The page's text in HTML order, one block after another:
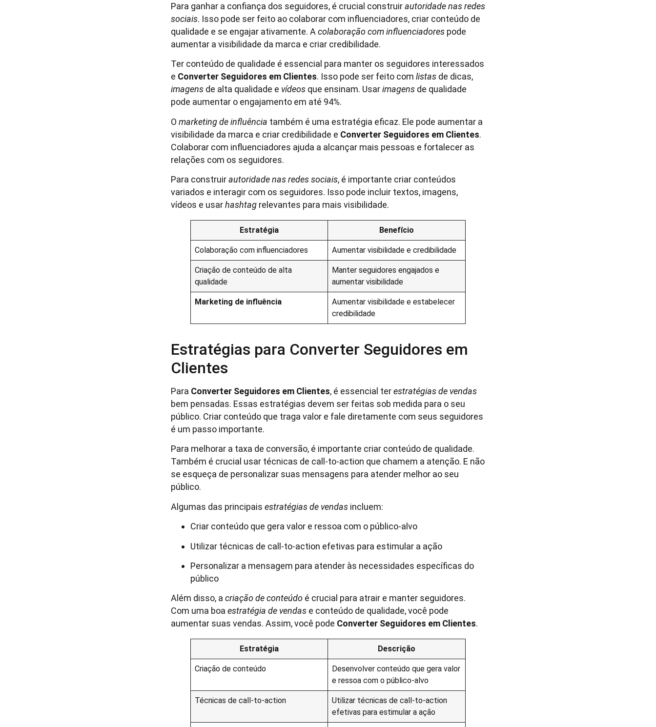
Para ganhar a confiança dos seguidores, é crucial construirautoridade nas redes
sociais. Isso pode ser feito ao colaborar com influenciadores, criar conteúdo de
qualidade e se engajar ativamente. A colaboração com influenciadores pode
aumentar a visibilidade da marca e criar credibilidade.
Ter conteúdo de qualidade é essencial para manter os seguidores interessados
e Converter Seguidores em Clientes. Isso pode ser feito com listas de dicas,
imagens de alta qualidade e vídeos que ensinam. Usarimagens de qualidade
pode aumentar o engajamento em até 94%.
O marketing de influência também é uma estratégia eficaz. Ele pode aumentar a
visibilidade da marca e criar credibilidade e Converter Seguidores em Clientes.
Colaborar com influenciadores ajuda a alcançar mais pessoas e fortalecer as
relações com os seguidores.
Para construirautoridade nas redes sociais, é importante criar conteúdos
variados e interagir com os seguidores. Isso pode incluir textos, imagens,
vídeos e usarhashtag relevantes para mais visibilidade.
Estratégia Benefício
Colaboração com influenciadores Aumentar visibilidade e credibilidade
Criação de conteúdo de alta
qualidade
Manter seguidores engajados e
aumentar visibilidade
Marketing de influência
Aumentar visibilidade e estabelecer
credibilidade
Estratégias para Converter Seguidores em
Clientes
Para Converter Seguidores em Clientes, é essencial terestratégias de vendas
bem pensadas. Essas estratégias devem ser feitas sob medida para o seu
público. Criar conteúdo que traga valor e fale diretamente com seus seguidores
é um passo importante.
Para melhorar a taxa de conversão, é importante criar conteúdo de qualidade.
Também é crucial usar técnicas de call-to-action que chamem a atenção. E não
se esqueça de personalizar suas mensagens para atender melhor ao seu
público.
Algumas das principais estratégias de vendas incluem:
Criar conteúdo que gera valor e ressoa com o público-alvo
Utilizar técnicas de call-to-action efetivas para estimular a ação
Personalizar a mensagem para atender às necessidades específicas do
público
Além disso, a criação de conteúdo é crucial para atrair e manter seguidores.
Com uma boa estratégia de vendas e conteúdo de qualidade, você pode
aumentar suas vendas. Assim, você pode Converter Seguidores em Clientes.
Estratégia Descrição
Criação de conteúdo
Desenvolver conteúdo que gera valor
e ressoa com o público-alvo
Técnicas de call-to-action
Utilizar técnicas de call-to-action
efetivas para estimular a ação